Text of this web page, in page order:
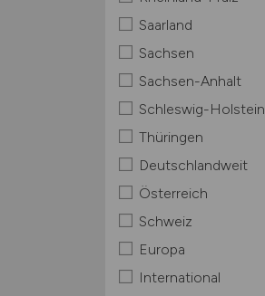
Saarland
Sachsen
Sachsen-Anhalt
Schleswig-Holstein
Thüringen
Deutschlandweit
Österreich
Schweiz
Europa
International